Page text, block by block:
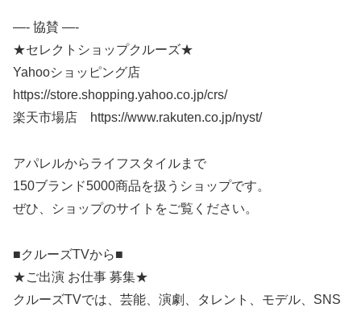
—- 協賛 —-
★セレクトショップクルーズ★
Yahooショッピング店
https://store.shopping.yahoo.co.jp/crs/
楽天市場店 https://www.rakuten.co.jp/nyst/
アパレルからライフスタイルまで
150ブランド5000商品を扱うショップです。
ぜひ、ショップのサイトをご覧ください。
■クルーズTVから■
★ご出演 お仕事 募集★
クルーズTVでは、芸能、演劇、タレント、モデル、SNS